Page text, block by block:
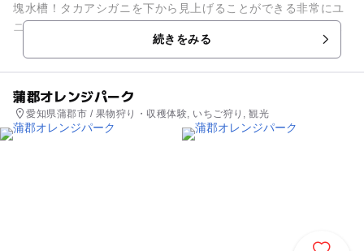
塊水槽！タカアシガニを下から見上げることができる非常にユ
ニークな水槽です。 ぜひ遊びに来てくださいね。 基本情報 愛
続きをみる
蒲郡オレンジパーク
愛知県蒲郡市 / 果物狩り・収穫体験, いちご狩り, 観光